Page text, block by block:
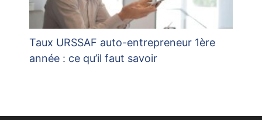
Taux URSSAF auto-entrepreneur 1ère
année : ce qu’il faut savoir